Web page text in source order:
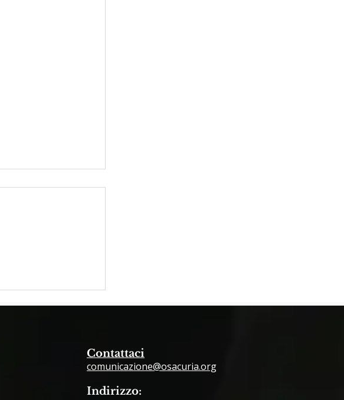
Contattaci
comunicazione@osacuria.org
Indirizzo: